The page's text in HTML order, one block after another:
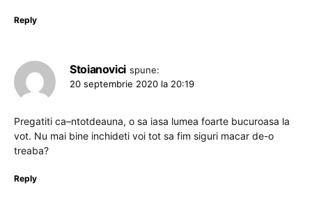
Reply
Stoianovici spune:
20 septembrie 2020 la 20:19
Pregatiti ca–ntotdeauna, o sa iasa lumea foarte bucuroasa la
vot. Nu mai bine inchideti voi tot sa fim siguri macar de-o
treaba?
Reply